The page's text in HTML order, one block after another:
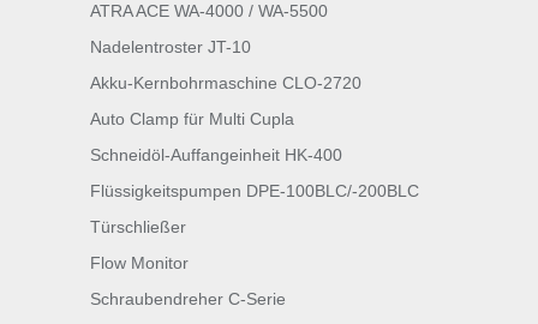
ATRA ACE WA-4000 / WA-5500
Nadelentroster JT-10
Akku-Kernbohrmaschine CLO-2720
Auto Clamp für Multi Cupla
Schneidöl-Auffangeinheit HK-400
Flüssigkeitspumpen DPE-100BLC/-200BLC
Türschließer
Flow Monitor
Schraubendreher C-Serie